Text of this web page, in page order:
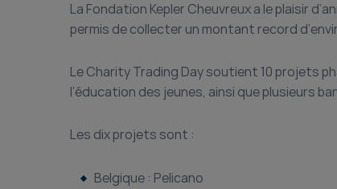
La Fondation Kepler Cheuvreux a le plaisir
permis de collecter un montant record
Le Charity Trading Day soutient 10 projets
l’éducation des jeunes, ainsi que plusieurs
Les dix projets sont :
Belgique : Pelicano